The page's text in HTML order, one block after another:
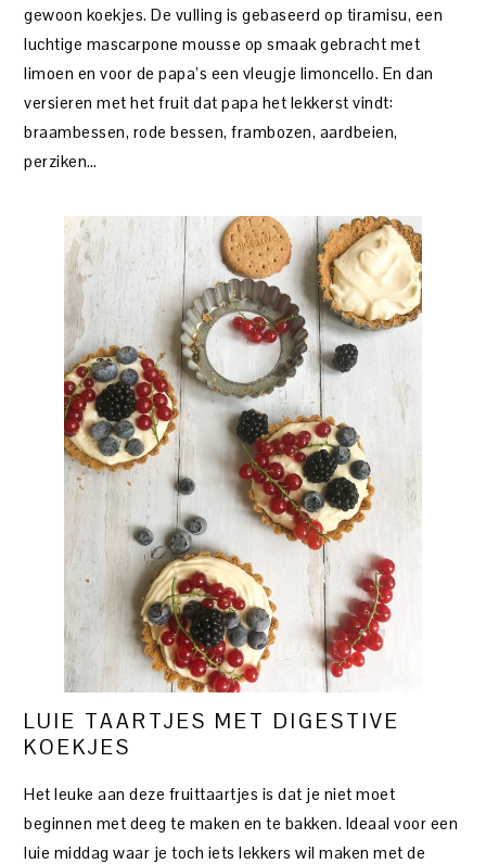
gewoon koekjes. De vulling is gebaseerd op tiramisu, een
luchtige mascarpone mousse op smaak gebracht met
limoen en voor de papa’s een vleugje limoncello. En dan
versieren met het fruit dat papa het lekkerst vindt:
braambessen, rode bessen, frambozen, aardbeien,
perziken…
LUIE TAARTJES MET DIGESTIVE
KOEKJES
Het leuke aan deze fruittaartjes is dat je niet moet
beginnen met deeg te maken en te bakken. Ideaal voor een
luie middag waar je toch iets lekkers wil maken met de